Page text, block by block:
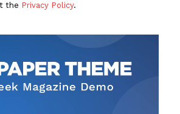
the Privacy Policy.